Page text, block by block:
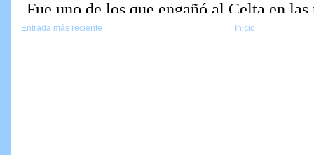
Entrada más reciente Inicio